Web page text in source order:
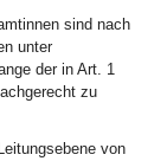
sind nach
unter
der in Art. 1
zu
von